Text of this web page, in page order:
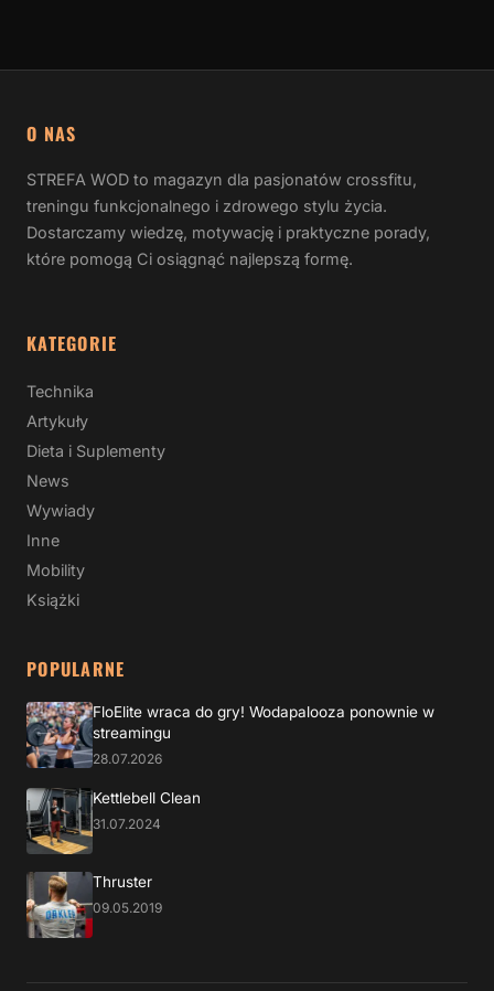
O NAS
STREFA WOD to magazyn dla pasjonatów crossfitu,
treningu funkcjonalnego i zdrowego stylu życia.
Dostarczamy wiedzę, motywację i praktyczne porady,
które pomogą Ci osiągnąć najlepszą formę.
KATEGORIE
Technika
Artykuły
Dieta i Suplementy
News
Wywiady
Inne
Mobility
Książki
POPULARNE
FloElite wraca do gry! Wodapalooza ponownie w
streamingu
28.07.2026
Kettlebell Clean
31.07.2024
Thruster
09.05.2019